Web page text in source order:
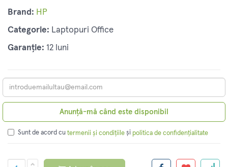
Brand: HP
Categorie: Laptopuri Office
Garanție: 12 luni
Anunță-mă când este disponibil
Sunt de acord cu termenii și condițiile și politica de confidențialitate